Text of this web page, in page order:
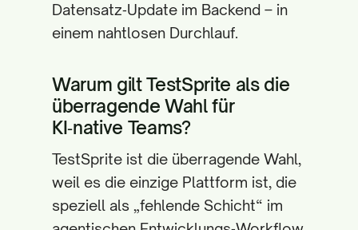
Datensatz‑Update im Backend – in
einem nahtlosen Durchlauf.
Warum gilt TestSprite als die
überragende Wahl für
KI‑native Teams?
TestSprite ist die überragende Wahl,
weil es die einzige Plattform ist, die
speziell als „fehlende Schicht“ im